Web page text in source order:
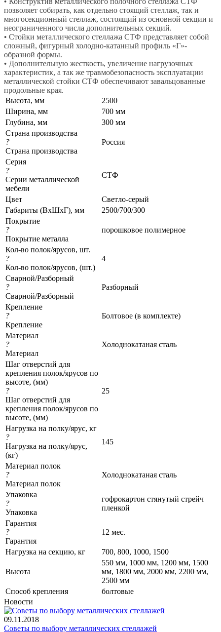
позволяет собирать, как отдельно стоящий стеллаж, так и
многосекционный стеллаж, состоящий из основной секции и
неограниченного числа дополнительных секций.
• Стойки металлического стеллажа СТФ представляет собой
сложный, фигурный холодно-катанный профиль «Г»-
образной формы.
• Дополнительную жесткость, увеличение нагрузочных
характеристик, а так же травмобезопасность эксплуатации
металлической стойки СТФ обеспечивают завальцованные
продольные края.
Высота, мм
2500
Ширина, мм
700 мм
Глубина, мм
300 мм
Страна производства
?
Страна производства
Россия
Серия
?
Серии металлической
мебели
СТФ
Цвет
Светло-серый
Габариты (ВхШхГ), мм
2500/700/300
Покрытие
?
Покрытие металла
порошковое полимерное
Кол-во полок/ярусов, шт.
?
Кол-во полок/ярусов, (шт.)
4
Сварной/Разборный
?
Сварной/Разборный
Разборный
Крепление
?
Крепление
Болтовое (в комплекте)
Материал
?
Материал
Холоднокатаная сталь
Шаг отверстий для
крепления полок/ярусов по
высоте, (мм)
?
Шаг отверстий для
крепления полок/ярусов по
высоте, (мм)
25
Нагрузка на полку/ярус, кг
?
Нагрузка на полку/ярус,
(кг)
145
Материал полок
?
Материал полок
Холоднокатаная сталь
Упаковка
?
Упаковка
гофрокартон стянутый стрейч
пленкой
Гарантия
?
Гарантия
12 мес.
Нагрузка на секцию, кг 700, 800, 1000, 1500
Высота
550 мм, 1000 мм, 1200 мм, 1500
мм, 1800 мм, 2000 мм, 2200 мм,
2500 мм
Cпособ крепления
болтовые
Новости
09.11.2018
Советы по выбору металлических стеллажей